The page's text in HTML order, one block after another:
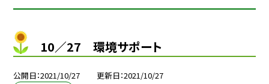
10／27 環境サポート
公開日 2021/10/27 更新日 2021/10/27